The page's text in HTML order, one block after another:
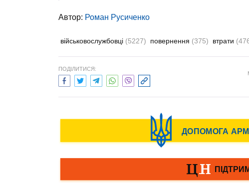
Автор: Роман Русиченко
військовослужбовці (5227) повернення (375) втрати
ПОДІЛИТИСЯ: